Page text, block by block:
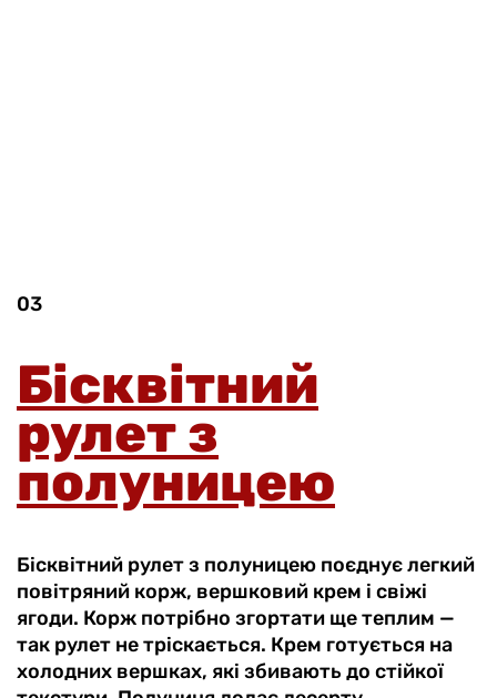
03
Бісквітний
рулет з
полуницею
Бісквітний рулет з полуницею поєднує легкий
повітряний корж, вершковий крем і свіжі
ягоди. Корж потрібно згортати ще теплим —
так рулет не тріскається. Крем готується на
холодних вершках, які збивають до стійкої